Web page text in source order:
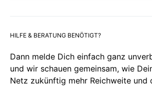
HILFE & BERATUNG BENÖTIGT?
Dann melde Dich einfach ganz
und wir schauen gemeinsam, wie
Netz zukünftig mehr Reichweite und